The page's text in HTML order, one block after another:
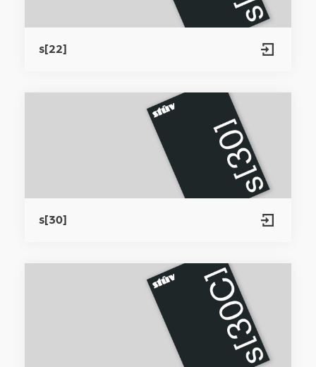
s[22]
s[30]